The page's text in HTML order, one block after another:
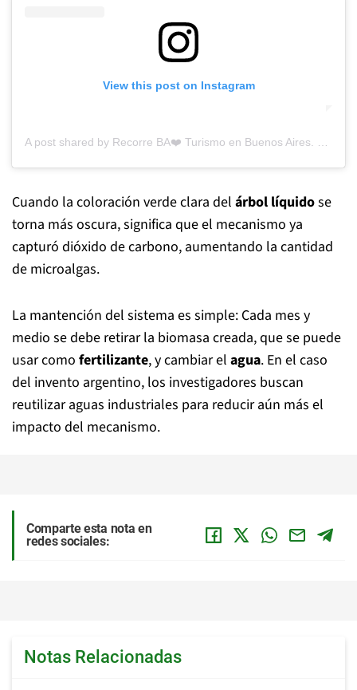
View this post on Instagram
Cuando la coloración verde clara del árbol líquidose
torna más oscura, significa que el mecanismo ya
capturó dióxido de carbono, aumentando la cantidad
de microalgas.
La mantención del sistema es simple: Cada mes y
medio se debe retirar la biomasa creada, que se puede
usar como fertilizante, y cambiar el agua. En el caso
del invento argentino, los investigadores buscan
reutilizar aguas industriales para reducir aún más el
impacto del mecanismo.
Comparte esta nota en
redes sociales:
Notas Relacionadas